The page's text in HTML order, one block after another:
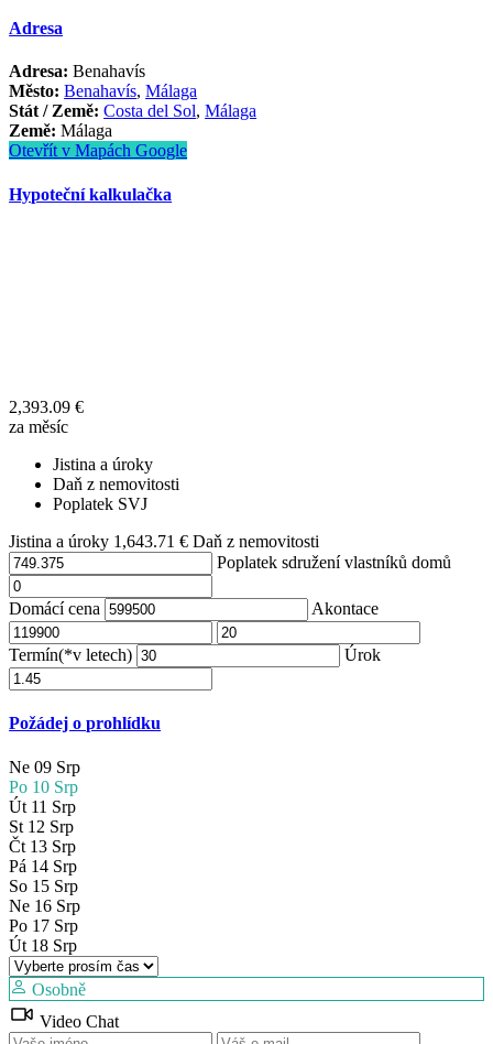
Veřejná
Adresa
Adresa:Benahavís
Město: Benahavís
Stát / Země: Costa del Sol
Otevřít v Mapách Google
za měsíc
Jistina a úroky
Poplatek SVJ
Jistina a úroky
Poplatek sdružení vlastníků domů
Domácí cena Akontace
Požádej o prohlídku
Ne 09 Srp
Po 10 Srp
Út 11 Srp
St 12 Srp
Čt 13 Srp
Pá 14 Srp
So 15 Srp
Ne 16 Srp
Po 17 Srp
Út 18 Srp
Osobně